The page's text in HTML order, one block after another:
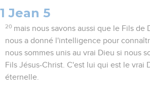
1 Jean 5
20 mais nous savons aussi que le Fils de
nous a donné l'intelligence pour
nous sommes unis au vrai Dieu si nous
Fils Jésus-Christ. C'est lui qui est le vrai
éternelle.